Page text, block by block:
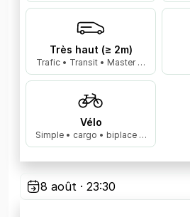
Très haut (≥ 2m)
Trafic • Transit • Master …
Vélo
Simple • cargo • biplace …
8 août · 23:30